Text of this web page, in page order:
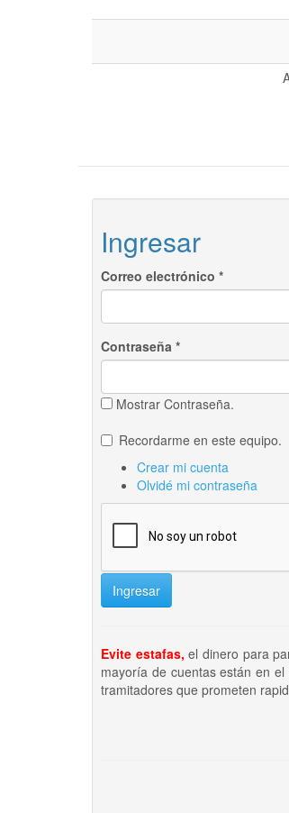
Ingresar
Correo electrónico *
Contraseña *
Mostrar Contraseña.
Recordarme en este equipo.
Crear mi cuenta
Olvidé mi contraseña
Ingresar
Evite estafas, el dinero para
mayoría de cuentas están en
tramitadores que prometen